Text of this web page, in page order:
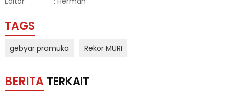
TAGS
gebyar pramuka Rekor MURI
BERITA TERKAIT